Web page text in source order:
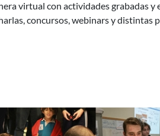
virtual con actividades grabadas y
concursos, webinars y distintas